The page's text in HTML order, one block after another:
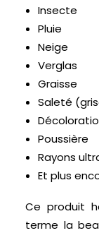
Insecte
Pluie
Neige
Verglas
Graisse
Saleté
Poussière
Rayons
Et plus
Ce produit
terme la